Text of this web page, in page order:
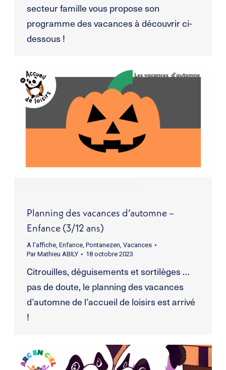
secteur famille vous propose son
programme des vacances à découvrir ci-
dessous !
Planning des vacances d’automne –
Enfance (3/12 ans)
A l'affiche, Enfance, Pontanezen Vacances
ParMathieu ABILY 18 octobre 2023
Citrouilles, déguisements et sortilèges …
pas de doute, le planning des vacances
d’automne de l’accueil de loisirs est arrivé
!